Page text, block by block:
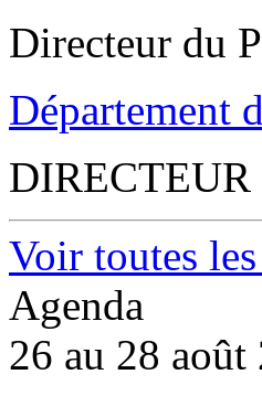
Directeur du
Département
Voir toutes
Agenda
26 au 28